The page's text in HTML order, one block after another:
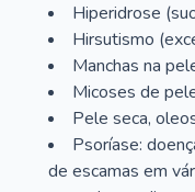
Hiperidrose
Hirsutismo
Manchas na
Micoses de
Pele seca,
Psoríase:
de escamas em